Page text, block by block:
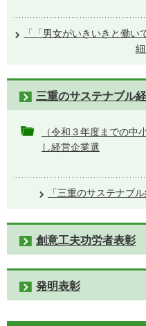
「「男女がいきいきと働
三重のサステナブル
（令和３年度までの中
し経営企業選
「三重のサステナブ
創意工夫功労者表彰
発明表彰